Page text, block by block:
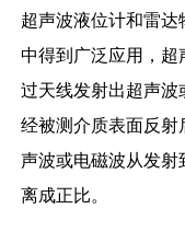
超声波液位计和雷
中得到广泛应用， 超
过天线发射出超声波
经被测介质表面反射
声波或电磁波从发射
离成正比。